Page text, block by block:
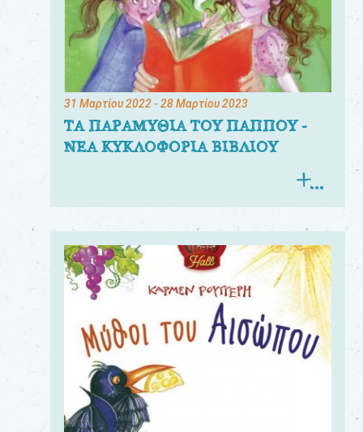
31 Μαρτίου 2022- 28 Μαρτίου 2023
ΤΑ ΠΑΡΑΜΥΘΙΑ ΤΟΥ ΠΑΠΠΟΥ -
ΝΕΑ ΚΥΚΛΟΦΟΡΙΑ ΒΙΒΛΙΟΥ